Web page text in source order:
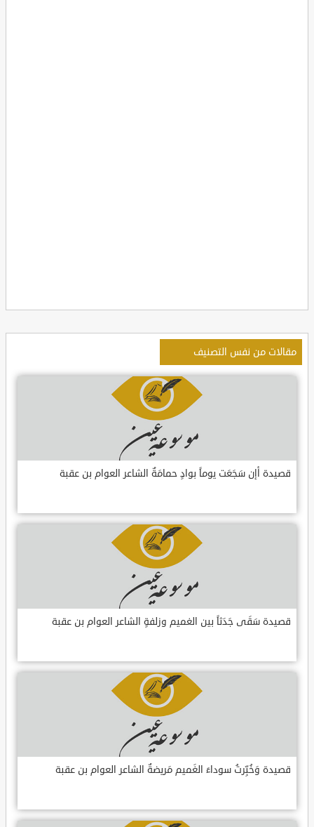
مقالات من نفس التصنيف
قصيدة أإن سَجَعَت يوماً بوادٍ حمامَةٌ الشاعر العوام بن عقبة
قصيدة سَقَى جَدَثاً بين الغميم وزلفةٍ الشاعر العوام بن عقبة
قصيدة وَخُبِّرتُ سوداءَ الغَميم مَريضةٌ الشاعر العوام بن عقبة